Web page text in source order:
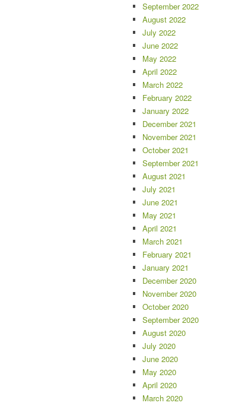
September 2022
August 2022
July 2022
June 2022
May 2022
April 2022
March 2022
February 2022
January 2022
December 2021
November 2021
October 2021
September 2021
August 2021
July 2021
June 2021
May 2021
April 2021
March 2021
February 2021
January 2021
December 2020
November 2020
October 2020
September 2020
August 2020
July 2020
June 2020
May 2020
April 2020
March 2020